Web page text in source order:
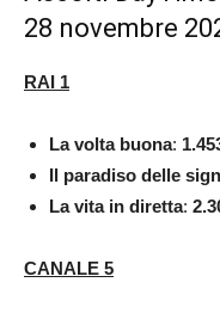
28 novembre
RAI 1
La volta buona:
Il paradiso delle
La vita in diretta:
CANALE 5